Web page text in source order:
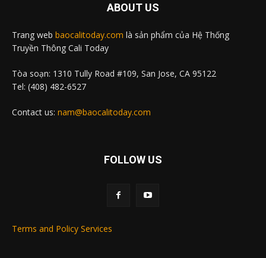
ABOUT US
Trang web baocalitoday.com là sản phẩm của Hệ Thống
Truyền Thông Cali Today
Tòa soạn: 1310 Tully Road #109, San Jose, CA 95122
Tel: (408) 482-6527
Contact us: nam@baocalitoday.com
FOLLOW US
Terms and Policy Services